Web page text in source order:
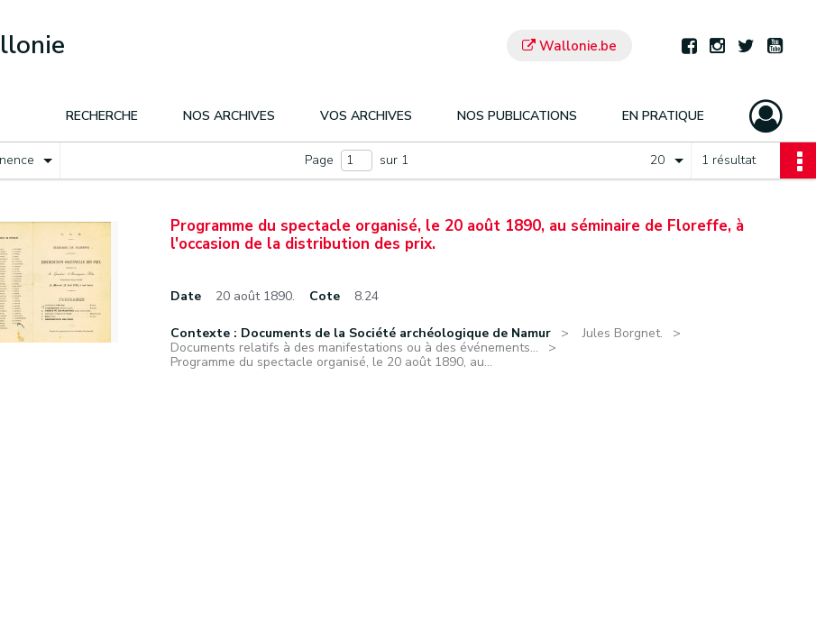
Wallonie.be
RECHERCHE NOS ARCHIVES VOS ARCHIVES NOS PUBLICATIONS EN PRATIQUE
Page sur 1 1 résultat
20
Programme du spectacle organisé, le 20 août 1890, au séminaire de Floreffe, à
l'occasion de la distribution des prix.
Date 20 août 1890. Cote 8.24
Contexte : Documents de la Société archéologique de Namur
Jules Borgnet.
Documents relatifs à des manifestations ou à des événements...
Programme du spectacle organisé, le 20 août 1890, au...